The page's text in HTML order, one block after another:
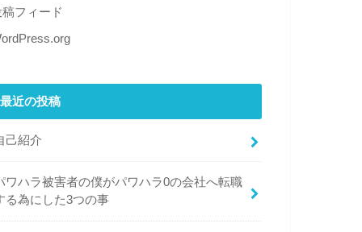
稿フィード
最近の投稿
己紹介
ワハラ被害者の僕がパワハラ0の会社へ転職
る為にした3つの事